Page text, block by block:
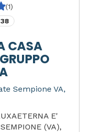
(1)
38
CASA
Sempione VA,
E'
(VA),